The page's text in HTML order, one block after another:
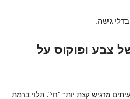
גישה.
צבע ופוקוס על
מרגיש קצת יותר "חי". תלוי ברמת